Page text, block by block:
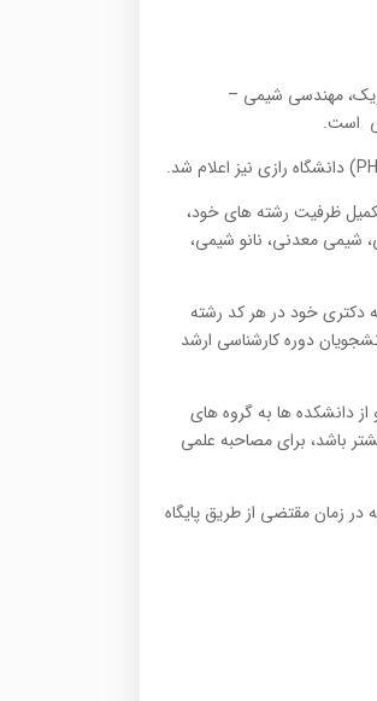
مهندسی شيمی –
است.
ظرفیت رشته های خود،
شیمی آلی، شیمی معدنی، نانو شیمی،
روزانه دكتری خود در هر کد رشته
دوره کارشناسی ارشد
دانشکده ها به گروه های
شد و پس از امتیاز دهی داوطلبانی که مجموع امتیازات آنها ۴۰ و یا بیشتر باشد، برای مصاحبه علمی
برگزاری مصاحبه در زمان مقتضی از طريق پايگاه